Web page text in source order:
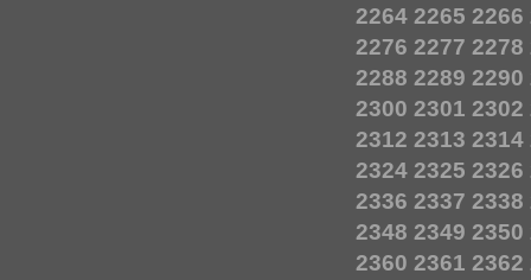
2264 2265 2266
2276 2277 2278
2288 2289 2290
2300 2301 2302
2312 2313 2314
2324 2325 2326
2336 2337 2338
2348 2349 2350
2360 2361 2362